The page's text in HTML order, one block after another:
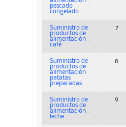
pescado
congelado
Suministro de
productos de
alimentación .
café
7
Suministro de
productos de
alimentación .
patatas
preparadas
8
Suministro de
productos de
alimentación .
leche
9